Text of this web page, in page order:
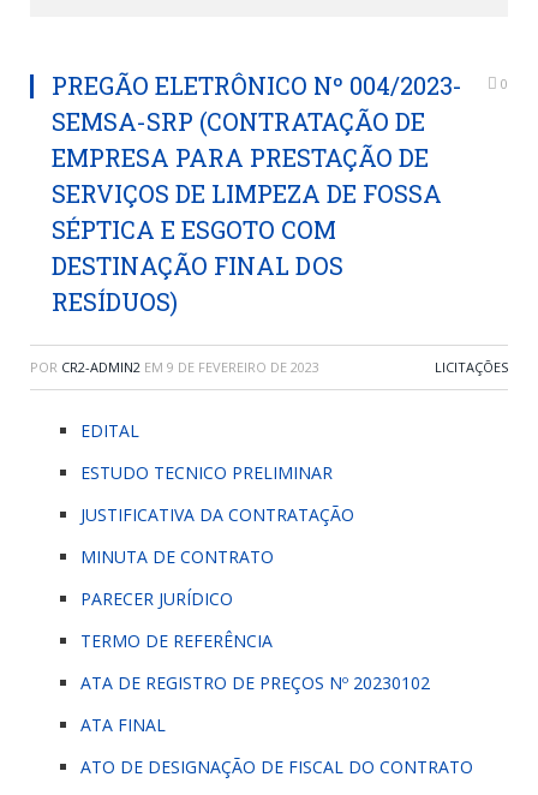
PREGÃO ELETRÔNICO Nº 004/2023-
SEMSA-SRP (CONTRATAÇÃO DE
EMPRESA PARA PRESTAÇÃO DE
SERVIÇOS DE LIMPEZA DE FOSSA
SÉPTICA E ESGOTO COM
DESTINAÇÃO FINAL DOS
RESÍDUOS)
0
POR CR2-ADMIN2 EM 9 DE FEVEREIRO DE 2023 LICITAÇÕES
EDITAL
ESTUDO TECNICO PRELIMINAR
JUSTIFICATIVA DA CONTRATAÇÃO
MINUTA DE CONTRATO
PARECER JURÍDICO
TERMO DE REFERÊNCIA
ATA DE REGISTRO DE PREÇOS Nº 20230102
ATA FINAL
ATO DE DESIGNAÇÃO DE FISCAL DO CONTRATO